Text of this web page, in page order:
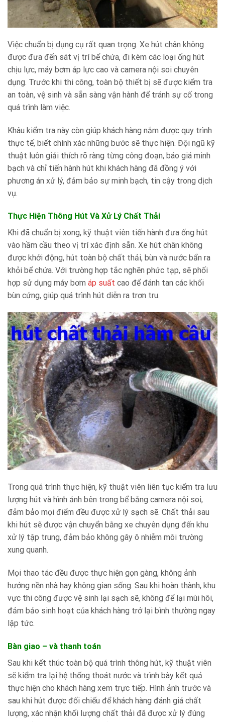
Việc chuẩn bị dụng cụ rất quan trọng. Xe hút chân không
được đưa đến sát vị trí bể chứa, đi kèm các loại ống hút
chịu lực, máy bơm áp lực cao và camera nội soi chuyên
dụng. Trước khi thi công, toàn bộ thiết bị sẽ được kiểm tra
an toàn, vệ sinh và sẵn sàng vận hành để tránh sự cố trong
quá trình làm việc.
Khâu kiểm tra này còn giúp khách hàng nắm được quy trình
thực tế, biết chính xác những bước sẽ thực hiện. Đội ngũ kỹ
thuật luôn giải thích rõ ràng từng công đoạn, báo giá minh
bạch và chỉ tiến hành hút khi khách hàng đã đồng ý với
phương án xử lý, đảm bảo sự minh bạch, tin cậy trong dịch
vụ.
Thực Hiện Thông Hút Và Xử Lý Chất Thải
Khi đã chuẩn bị xong, kỹ thuật viên tiến hành đưa ống hút
vào hầm cầu theo vị trí xác định sẵn. Xe hút chân không
được khởi động, hút toàn bộ chất thải, bùn và nước bẩn ra
khỏi bể chứa. Với trường hợp tắc nghẽn phức tạp, sẽ phối
hợp sử dụng máy bơm áp suất cao để đánh tan các khối
bùn cứng, giúp quá trình hút diễn ra trơn tru.
Trong quá trình thực hiện, kỹ thuật viên liên tục kiểm tra lưu
lượng hút và hình ảnh bên trong bể bằng camera nội soi,
đảm bảo mọi điểm đều được xử lý sạch sẽ. Chất thải sau
khi hút sẽ được vận chuyển bằng xe chuyên dụng đến khu
xử lý tập trung, đảm bảo không gây ô nhiễm môi trường
xung quanh.
Mọi thao tác đều được thực hiện gọn gàng, không ảnh
hưởng nền nhà hay không gian sống. Sau khi hoàn thành, khu
vực thi công được vệ sinh lại sạch sẽ, không để lại mùi hôi,
đảm bảo sinh hoạt của khách hàng trở lại bình thường ngay
lập tức.
Bàn giao – và thanh toán
Sau khi kết thúc toàn bộ quá trình thông hút, kỹ thuật viên
sẽ kiểm tra lại hệ thống thoát nước và trình bày kết quả
thực hiện cho khách hàng xem trực tiếp. Hình ảnh trước và
sau khi hút được đối chiếu để khách hàng đánh giá chất
lượng, xác nhận khối lượng chất thải đã được xử lý đúng